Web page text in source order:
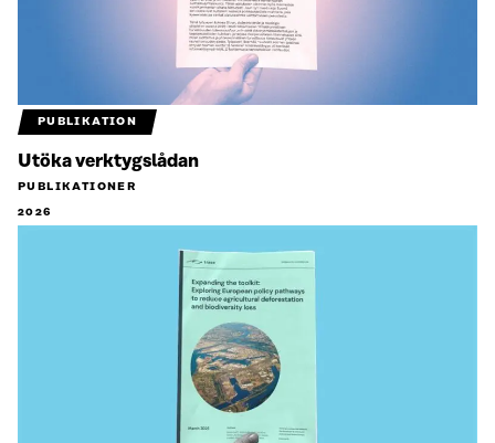
PUBLIKATION
Utöka verktygslådan
PUBLIKATIONER
2026